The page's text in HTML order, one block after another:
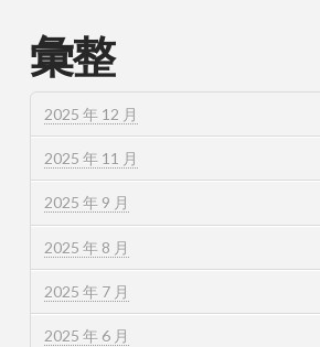
彙整
2025 年 12 月
2025 年 11 月
2025 年 9 月
2025 年 8 月
2025 年 7 月
2025 年 6 月